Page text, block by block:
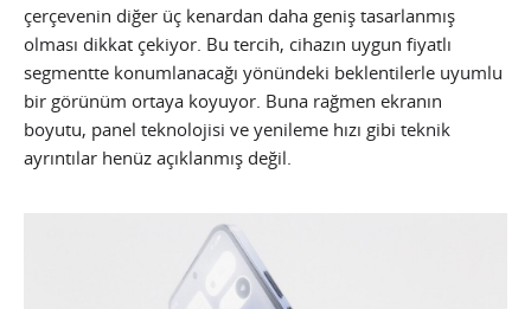
çerçevenin diğer üç kenardan daha geniş tasarlanmış
olması dikkat çekiyor. Bu tercih, cihazın uygun fiyatlı
segmentte konumlanacağı yönündeki beklentilerle uyumlu
bir görünüm ortaya koyuyor. Buna rağmen ekranın
boyutu, panel teknolojisi ve yenileme hızı gibi teknik
ayrıntılar henüz açıklanmış değil.